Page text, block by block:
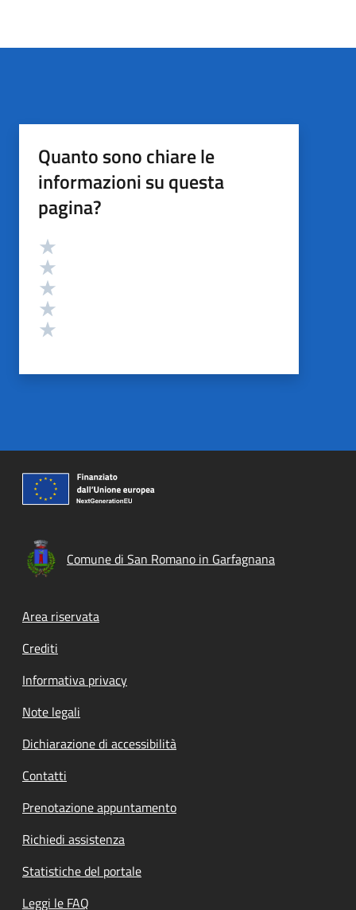
Quanto sono chiare le
informazioni su questa
pagina?
Valutazione
Comune di San Romano in Garfagnana
Footer menu
Area riservata
Crediti
Informativa privacy
Note legali
Dichiarazione di accessibilità
Contatti
Prenotazione appuntamento
Richiedi assistenza
Statistiche del portale
Leggi le FAQ